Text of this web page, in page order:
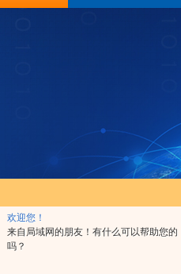
欢迎您！
来自局域网的朋友！有什么可以帮助您的
吗？